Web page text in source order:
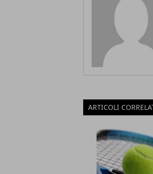
ARTICOLI